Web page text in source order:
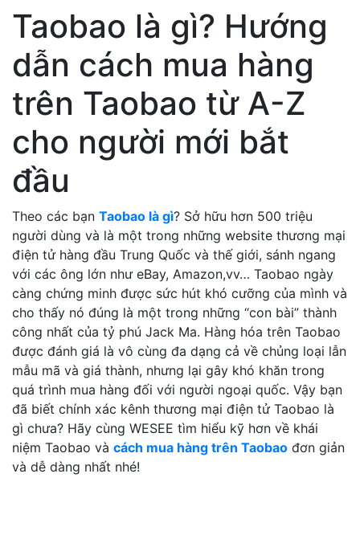
Taobao là gì? Hướng
dẫn cách mua hàng
trên Taobao từ A-Z
cho người mới bắt
đầu
Theo các bạn Taobao là gì? Sở hữu hơn 500 triệu
người dùng và là một trong những website thương mại
điện tử hàng đầu Trung Quốc và thế giới, sánh ngang
với các ông lớn như eBay, Amazon,vv… Taobao ngày
càng chứng minh được sức hút khó cưỡng của mình và
cho thấy nó đúng là một trong những “con bài” thành
công nhất của tỷ phú Jack Ma. Hàng hóa trên Taobao
được đánh giá là vô cùng đa dạng cả về chủng loại lẫn
mẫu mã và giá thành, nhưng lại gây khó khăn trong
quá trình mua hàng đối với người ngoại quốc. Vậy bạn
đã biết chính xác kênh thương mại điện tử Taobao là
gì chưa? Hãy cùng WESEE tìm hiểu kỹ hơn về khái
niệm Taobao và cách mua hàng trên Taobao đơn giản
và dễ dàng nhất nhé!